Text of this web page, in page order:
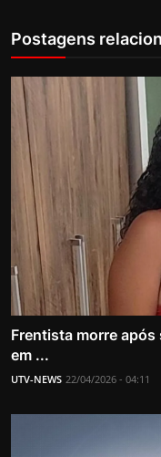
Postagens
Frentista morre
em ...
UTV-NEWS 22/04/2026 - 04:11